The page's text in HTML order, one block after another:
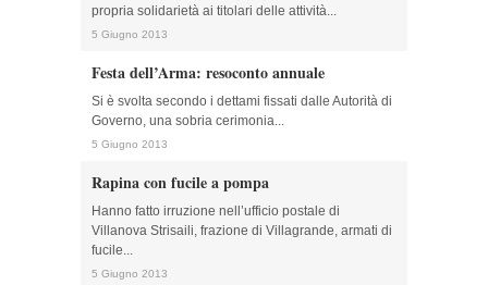
propria solidarietà ai titolari delle attività...
5 Giugno 2013
Festa dell’Arma: resoconto annuale
Si è svolta secondo i dettami fissati dalle Autorità di
Governo, una sobria cerimonia...
5 Giugno 2013
Rapina con fucile a pompa
Hanno fatto irruzione nell’ufficio postale di
Villanova Strisaili, frazione di Villagrande, armati di
fucile...
5 Giugno 2013